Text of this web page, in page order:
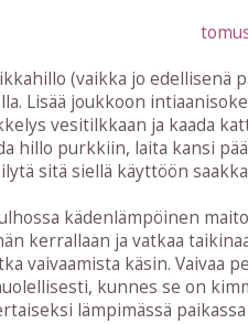
(vaikka jo edellisenä
Lisää joukkoon
vesitilkkaan ja kaada
hillo purkkiin, laita kansi
sitä siellä käyttöön
kädenlämpöinen
kerrallaan ja vatkaa
vaivaamista käsin. Vaivaa
kunnes se on
lämpimässä